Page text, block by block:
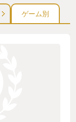
ゲーム別